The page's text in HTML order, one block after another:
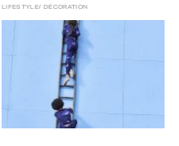
DÉCORATION
LIFESTYLE